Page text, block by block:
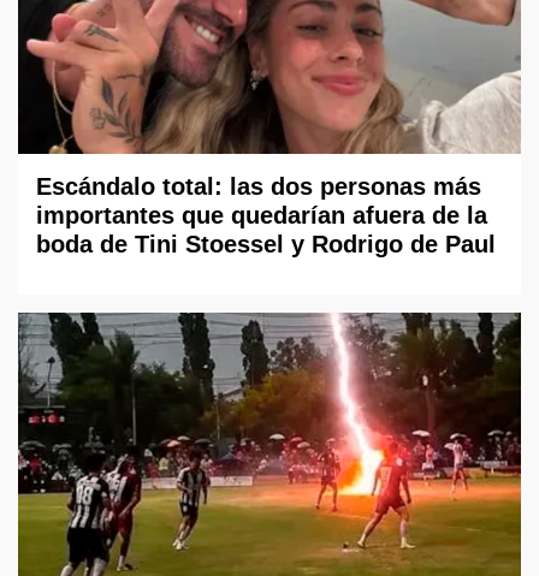
Escándalo total: las dos personas más
importantes que quedarían afuera de la
boda de Tini Stoessel y Rodrigo de Paul